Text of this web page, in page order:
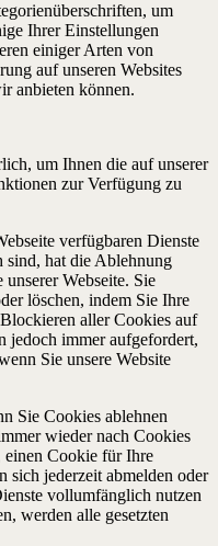
um
Ihrer Einstellungen
einiger Arten von
auf unseren Websites
anbieten können.
um Ihnen die auf unserer
zur Verfügung zu
verfügbaren Dienste
hat die Ablehnung
Webseite. Sie
löschen, indem Sie Ihre
aller Cookies auf
jedoch immer aufgefordert,
Sie unsere Website
Sie Cookies ablehnen
wieder nach Cookies
einen Cookie für Ihre
sich jederzeit abmelden oder
vollumfänglich nutzen
werden alle gesetzten